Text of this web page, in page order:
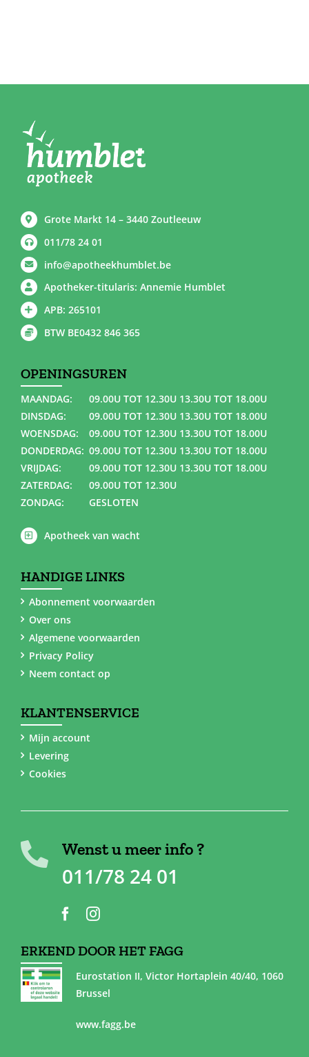
Grote Markt 14 – 3440 Zoutleeuw
011/78 24 01
info@apotheekhumblet.be
Apotheker-titularis: Annemie Humblet
APB: 265101
BTW BE0432 846 365
OPENINGSUREN
MAANDAG:
09.00U TOT 12.30U 13.30U TOT 18.00U
DINSDAG:
09.00U TOT 12.30U 13.30U TOT 18.00U
WOENSDAG:
09.00U TOT 12.30U 13.30U TOT 18.00U
DONDERDAG: 09.00U TOT 12.30U 13.30U TOT 18.00U
VRIJDAG:
09.00U TOT 12.30U 13.30U TOT 18.00U
ZATERDAG:
09.00U TOT 12.30U
ZONDAG:
GESLOTEN
Apotheek van wacht
HANDIGE LINKS
Abonnement voorwaarden
Over ons
Algemene voorwaarden
Privacy Policy
Neem contact op
KLANTENSERVICE
Mijn account
Levering
Cookies
Wenst u meer info ?
011/78 24 01
ERKEND DOOR HET FAGG
Eurostation II, Victor Hortaplein 40/40, 1060
Brussel
www.fagg.be